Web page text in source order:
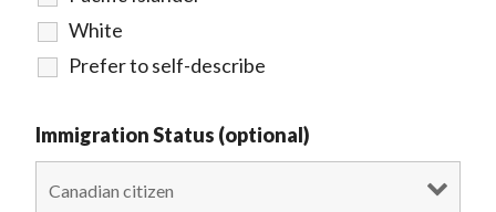
White
Prefer to self-describe
Immigration Status (optional)